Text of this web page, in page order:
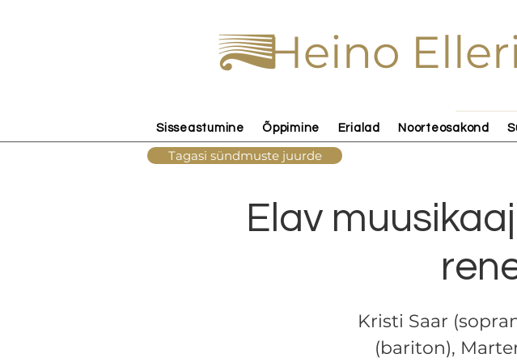
Heino
Sisseastumine Õppimine Erialad Noorteosakond
Elav
Kristi Saar
(bariton),
Tagasi sündmuste juurde